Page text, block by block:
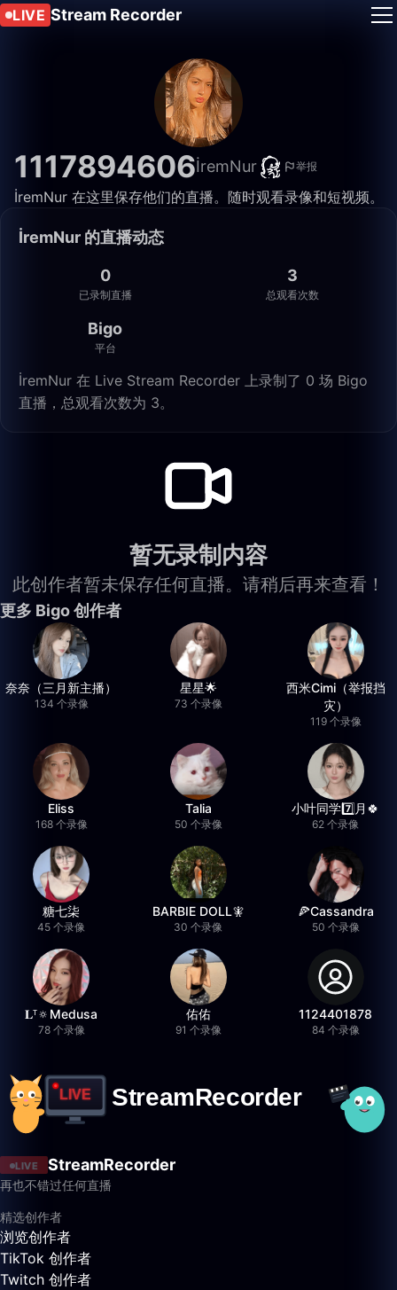
LIVE Stream Recorder
1117894606İremNur 举报
İremNur 在这里保存他们的直播。随时观看录像和短视频。
İremNur 的直播动态
0
已录制直播
3
总观看次数
Bigo
平台
İremNur 在 Live Stream Recorder 上录制了 0 场 Bigo
直播，总观看次数为 3。
暂无录制内容
此创作者暂未保存任何直播。请稍后再来查看！
更多 Bigo 创作者
奈奈（三月新主播）
134 个录像
星星🌟
73 个录像
西米Cimi（举报挡
灾）
119 个录像
Eliss
168 个录像
Talia
50 个录像
小叶同学7️⃣月🍀
62 个录像
糖七柒
45 个录像
BARBIE DOLL🧚
30 个录像
🍕Cassandra
50 个录像
𝐋ᵀ🔅Medusa
78 个录像
佑佑
91 个录像
1124401878
84 个录像
LIVE StreamRecorder
再也不错过任何直播
精选创作者
浏览创作者
TikTok 创作者
Twitch 创作者